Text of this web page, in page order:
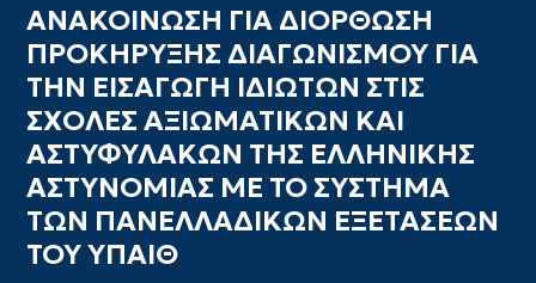
ΑΝΑΚΟΙΝΩΣΗ ΓΙΑ ΔΙΟΡΘΩΣΗ
ΠΡΟΚΗΡΥΞΗΣ ΔΙΑΓΩΝΙΣΜΟΥ ΓΙΑ
ΤΗΝ ΕΙΣΑΓΩΓΗ ΙΔΙΩΤΩΝ ΣΤΙΣ
ΣΧΟΛΕΣ ΑΞΙΩΜΑΤΙΚΩΝ ΚΑΙ
ΑΣΤΥΦΥΛΑΚΩΝ ΤΗΣ ΕΛΛΗΝΙΚΗΣ
ΑΣΤΥΝΟΜΙΑΣ ΜΕ ΤΟ ΣΥΣΤΗΜΑ
ΤΩΝ ΠΑΝΕΛΛΑΔΙΚΩΝ ΕΞΕΤΑΣΕΩΝ
ΤΟΥ ΥΠΑΙΘ